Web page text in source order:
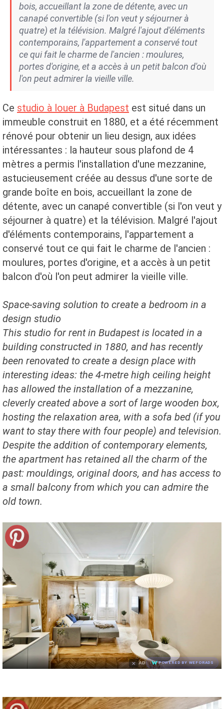
bois, accueillant la zone de détente, avec un
canapé convertible (si l'on veut y séjourner à
quatre) et la télévision. Malgré l'ajout d'éléments
contemporains, l'appartement a conservé tout
ce qui fait le charme de l'ancien : moulures,
portes d'origine, et a accès à un petit balcon d'où
l'on peut admirer la vieille ville.
Ce studio à louer à Budapest est situé dans un
immeuble construit en 1880, et a été récemment
rénové pour obtenir un lieu design, aux idées
intéressantes : la hauteur sous plafond de 4
mètres a permis l'installation d'une mezzanine,
astucieusement créée au dessus d'une sorte de
grande boîte en bois, accueillant la zone de
détente, avec un canapé convertible (si l'on veut y
séjourner à quatre) et la télévision. Malgré l'ajout
d'éléments contemporains, l'appartement a
conservé tout ce qui fait le charme de l'ancien :
moulures, portes d'origine, et a accès à un petit
balcon d'où l'on peut admirer la vieille ville.
Space-saving solution to create a bedroom in a
design studio
This studio for rent in Budapest is located in a
building constructed in 1880, and has recently
been renovated to create a design place with
interesting ideas: the 4-metre high ceiling height
has allowed the installation of a mezzanine,
cleverly created above a sort of large wooden box,
hosting the relaxation area, with a sofa bed (if you
want to stay there with four people) and television.
Despite the addition of contemporary elements,
the apartment has retained all the charm of the
past: mouldings, original doors, and has access to
a small balcony from which you can admire the
old town.
× AD POWERED BY WEFORADS